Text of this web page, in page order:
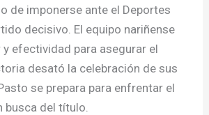
de imponerse ante el Deportes
decisivo. El equipo nariñense
efectividad para asegurar el
desató la celebración de sus
se prepara para enfrentar el
busca del título.